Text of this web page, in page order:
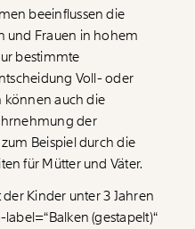
beeinflussen die
und Frauen in hohem
bestimmte
Voll- oder
können auch die
der
Beispiel durch die
für Mütter und Väter.
Kinder unter 3 Jahren
(gestapelt)“